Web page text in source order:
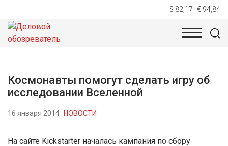
$ 82,17 € 94,84
НОВОСТИ
Космонавты помогут сделать игру об
исследовании Вселенной
16 января 2014 НОВОСТИ
На сайте Kickstarter началась кампания по сбору